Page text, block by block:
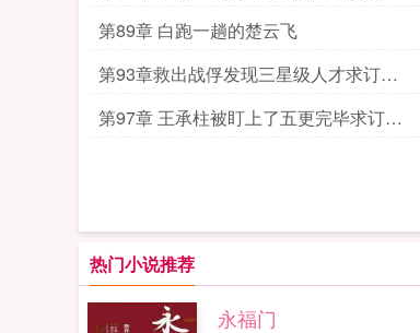
庆
第89章 白跑一趟的楚云飞
第93章救出战俘发现三星级人才求订阅
求月票
第97章 王承柱被盯上了五更完毕求订阅
热门小说推荐
永福门